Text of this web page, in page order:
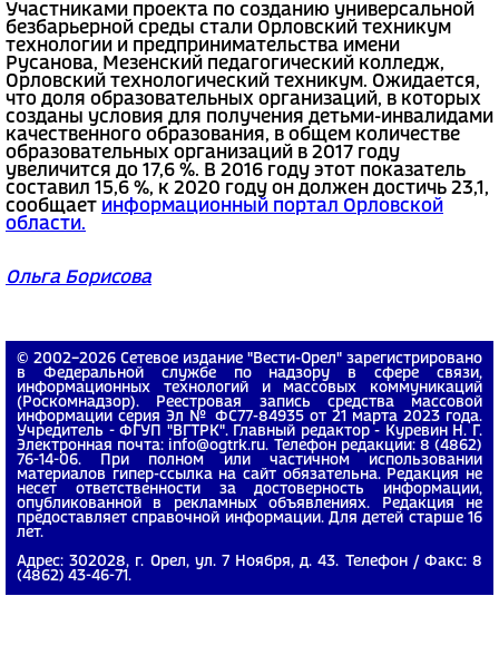
Участниками проекта по созданию универсальной
безбарьерной среды стали Орловский техникум
технологии и предпринимательства имени
Русанова, Мезенский педагогический колледж,
Орловский технологический техникум. Ожидается,
что доля образовательных организаций, в которых
созданы условия для получения детьми-инвалидами
качественного образования, в общем количестве
образовательных организаций в 2017 году
увеличится до 17,6 %. В 2016 году этот показатель
составил 15,6 %, к 2020 году он должен достичь 23,1,
сообщает информационный портал Орловской
области.
Ольга Борисова
© 2002−2026 Сетевое издание "Вести-Орел" зарегистрировано
в Федеральной службе по надзору в сфере связи,
информационных технологий и массовых коммуникаций
(Роскомнадзор). Реестровая запись средства массовой
информации серия Эл № ФС77-84935 от 21 марта 2023 года.
Учредитель - ФГУП "ВГТРК". Главный редактор - Куревин Н. Г.
Электронная почта: info@ogtrk.ru. Телефон редакции: 8 (4862)
76-14-06. При полном или частичном использовании
материалов гипер-ссылка на сайт обязательна. Редакция не
несет ответственности за достоверность информации,
опубликованной в рекламных объявлениях. Редакция не
предоставляет справочной информации. Для детей старше 16
лет.
Адрес: 302028, г. Орел, ул. 7 Ноября, д. 43. Телефон / Факс: 8
(4862) 43-46-71.